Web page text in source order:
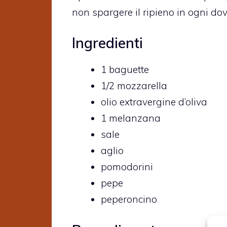
non spargere il ripieno in ogni
Ingredienti
1 baguette
1/2 mozzarella
olio extravergine d’oliva
1 melanzana
sale
aglio
pomodorini
pepe
peperoncino